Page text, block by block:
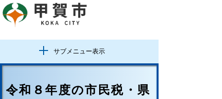
サブメニュー表示
令和８年度の市民税・県